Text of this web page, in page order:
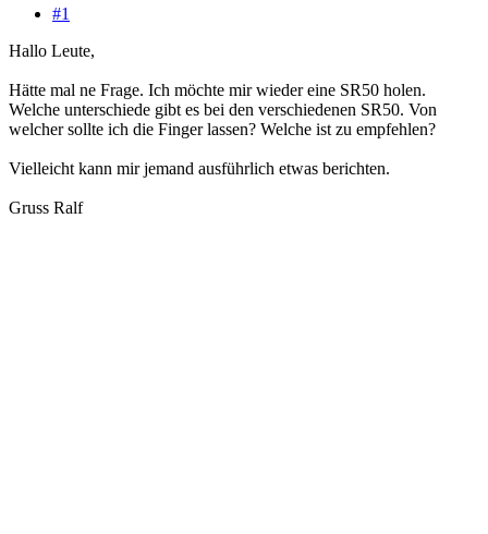
#1
Hallo Leute,
Hätte mal ne Frage. Ich möchte mir wieder eine SR50 holen.
Welche unterschiede gibt es bei den verschiedenen SR50. Von
welcher sollte ich die Finger lassen? Welche ist zu empfehlen?
Vielleicht kann mir jemand ausführlich etwas berichten.
Gruss Ralf